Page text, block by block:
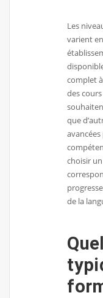
Les
varient
complet
des
que
choisir
de la